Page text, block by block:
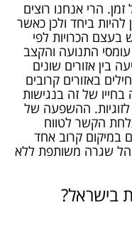
הרי אנחנו רוצים
להיות ביחד ולכן כאשר
בעצם הכרויות לפי
עומסי התנועה והקצב
בין אזורים שונים
באזורים קרובים
של זה בנגישות
ההשפעה של
הקשר לטווח
במיקום קרוב אחד
שגרה משותפת ללא
בישראל?